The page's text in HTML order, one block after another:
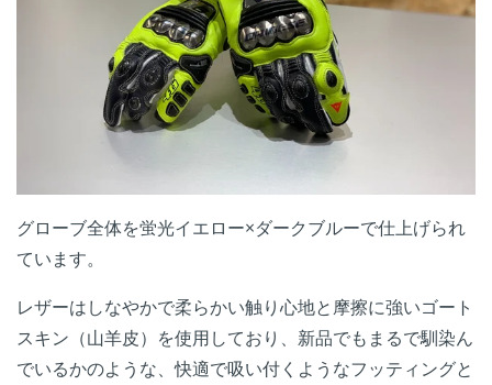
グローブ全体を蛍光イエロー×ダークブルーで仕上げられ
ています。
レザーはしなやかで柔らかい触り心地と摩擦に強いゴート
スキン（山羊皮）を使用しており、新品でもまるで馴染ん
でいるかのような、快適で吸い付くようなフッティングと